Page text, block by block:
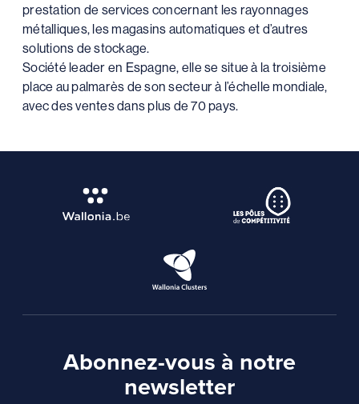
prestation de services concernant les rayonnages
métalliques, les magasins automatiques et d’autres
solutions de stockage.
Société leader en Espagne, elle se situe à la troisième
place au palmarès de son secteur à l’échelle mondiale,
avec des ventes dans plus de 70 pays.
Abonnez-vous à notre
newsletter